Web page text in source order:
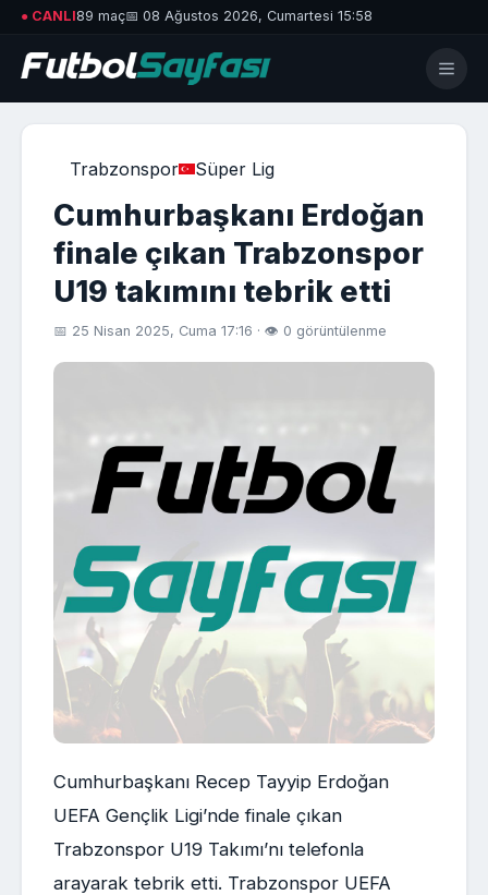
● CANLI89 maç📅 08 Ağustos 2026, Cumartesi 15:58
Trabzonspor Süper Lig
Cumhurbaşkanı Erdoğan
finale çıkan Trabzonspor
U19 takımını tebrik etti
📅 25 Nisan 2025, Cuma 17:16 · 👁 0 görüntülenme
Cumhurbaşkanı Recep Tayyip Erdoğan
UEFA Gençlik Ligi’nde finale çıkan
Trabzonspor U19 Takımı’nı telefonla
arayarak tebrik etti. Trabzonspor UEFA